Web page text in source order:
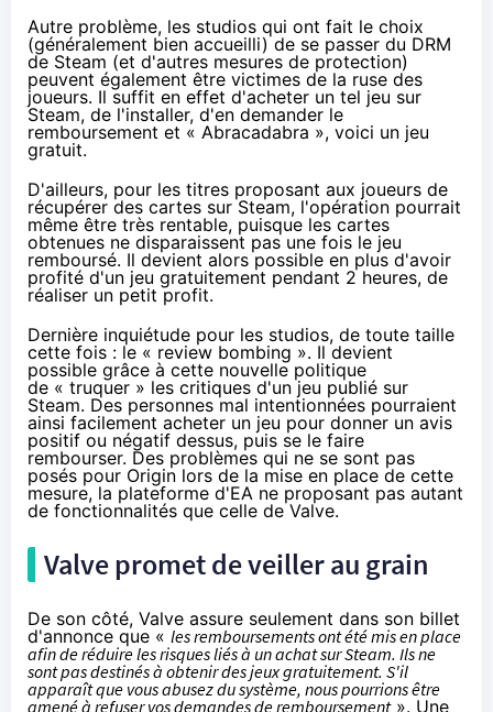
Autre problème, les studios qui ont fait le choix
(généralement bien accueilli) de se passer du DRM
de Steam (et d'autres mesures de protection)
peuvent également être victimes de la ruse des
joueurs. Il suffit en effet d'acheter un tel jeu sur
Steam, de l'installer, d'en demander le
remboursement et « Abracadabra », voici un jeu
gratuit.
D'ailleurs, pour les titres proposant aux joueurs de
récupérer des cartes sur Steam, l'opération pourrait
même être très rentable, puisque les cartes
obtenues ne disparaissent pas une fois le jeu
remboursé. Il devient alors possible en plus d'avoir
profité d'un jeu gratuitement pendant 2 heures, de
réaliser un petit profit.
Dernière inquiétude pour les studios, de toute taille
cette fois : le « review bombing ». Il devient
possible grâce à cette nouvelle politique
de « truquer » les critiques d'un jeu publié sur
Steam. Des personnes mal intentionnées pourraient
ainsi facilement acheter un jeu pour donner un avis
positif ou négatif dessus, puis se le faire
rembourser. Des problèmes qui ne se sont pas
posés pour Origin lors de la mise en place de cette
mesure, la plateforme d'EA ne proposant pas autant
de fonctionnalités que celle de Valve.
Valve promet de veiller au grain
De son côté, Valve assure seulement dans son billet
d'annonce que « les remboursements ont été mis en place
afin de réduire les risques liés à un achat sur Steam. Ils ne
sont pas destinés à obtenir des jeux gratuitement. S'il
apparaît que vous abusez du système, nous pourrions être
amené à refuser vos demandes de remboursement». Une